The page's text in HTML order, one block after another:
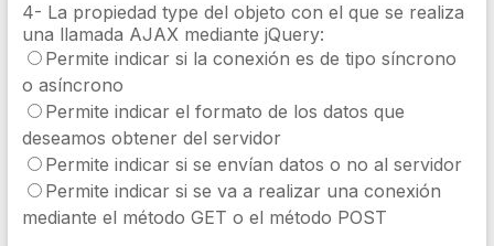
4- La propiedad type del objeto con el que se realiza
una llamada AJAX mediante jQuery:
Permite indicar si la conexión es de tipo síncrono
o asíncrono
Permite indicar el formato de los datos que
deseamos obtener del servidor
Permite indicar si se envían datos o no al servidor
Permite indicar si se va a realizar una conexión
mediante el método GET o el método POST